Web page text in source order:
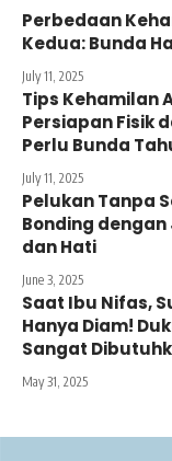
Perbedaan
Kedua: Bunda
July 11, 2025
Tips Kehamilan
Persiapan Fisik
Perlu Bunda
July 11, 2025
Pelukan Tanpa
Bonding
dan Hati
June 3, 2025
Saat Ibu Nifas,
Hanya Diam!
Sangat
May 31, 2025